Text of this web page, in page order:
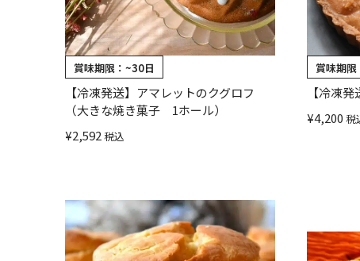
賞味期限： ~30日
【冷凍発送】アマレットのクグロフ
（大きな焼き菓子 1ホール）
¥2,592 税込
賞味期限
【冷凍
¥4,200 税